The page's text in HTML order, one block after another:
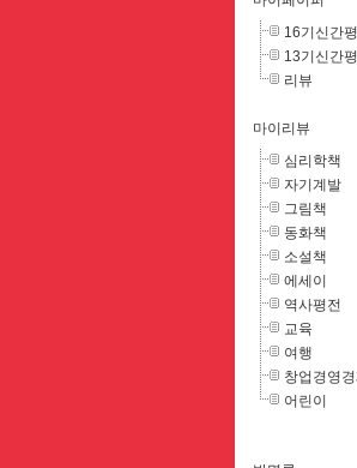
16기신간
13기신간
리뷰
마이리뷰
심리학책
자기계발
그림책
동화책
소설책
에세이
역사평전
교육
여행
창업경영경
어린이